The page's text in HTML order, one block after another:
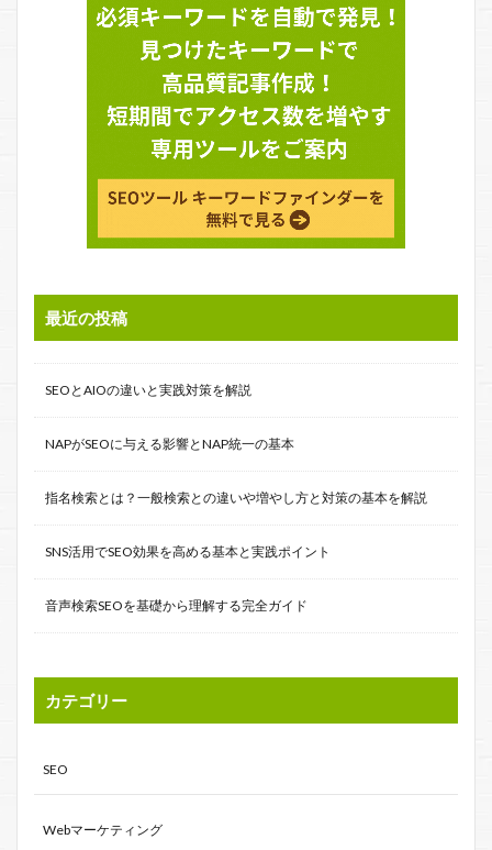
最近の投稿
SEOとAIOの違いと実践対策を解説
NAPがSEOに与える影響とNAP統一の基本
指名検索とは？一般検索との違いや増やし方と対策の基本を解説
SNS活用でSEO効果を高める基本と実践ポイント
音声検索SEOを基礎から理解する完全ガイド
カテゴリー
SEO
Webマーケティング